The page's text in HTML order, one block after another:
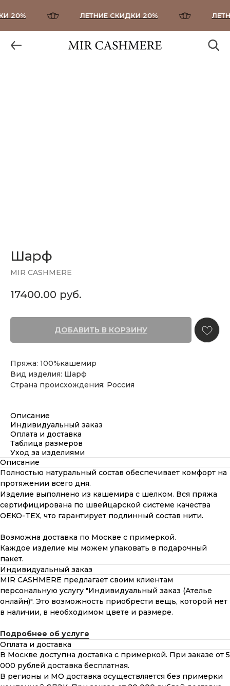
20% ЛЕТНИЕ СКИДКИ 20%
Шарф
MIR CASHMERE
17400.00 руб.
ДОБАВИТЬ В КОРЗИНУ
Пряжа: 100%кашемир
Вид изделия: Шарф
Страна происхождения: Россия
Описание
Индивидуальный заказ
Оплата и доставка
Таблица размеров
Уход за изделиями
Описание
Полностью натуральный состав обеспечивает комфорт на
протяжении всего дня.
Изделие выполнено из кашемира с шелком. Вся пряжа
сертифицирована по швейцарской системе качества
OEKO-TEX, что гарантирует подлинный состав нити.
Возможна доставка по Москве с примеркой.
Каждое изделие мы можем упаковать в подарочный
пакет.
Индивидуальный заказ
MIR CASHMERE предлагает своим клиентам
персональную услугу "Индивидуальный заказ (Ателье
онлайн)". Это возможность приобрести вещь, которой нет
в наличии, в необходимом цвете и размере.
Подробнее об услуге
Оплата и доставка
В Москве доступна доставка с примеркой. При заказе от 5
000 рублей доставка бесплатная.
В регионы и МО доставка осуществляется без примерки